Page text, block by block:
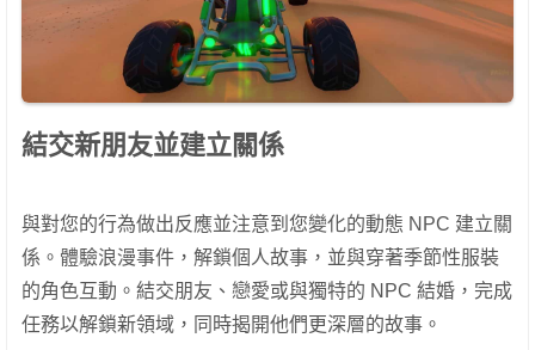
結交新朋友並建立關係
與對您的行為做出反應並注意到您變化的動態 NPC 建立關
係。體驗浪漫事件，解鎖個人故事，並與穿著季節性服裝
的角色互動。結交朋友、戀愛或與獨特的 NPC 結婚，完成
任務以解鎖新領域，同時揭開他們更深層的故事。